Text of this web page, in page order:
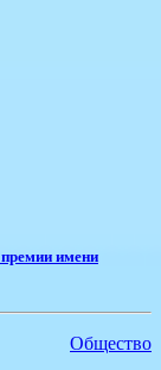
премии имени
Общество